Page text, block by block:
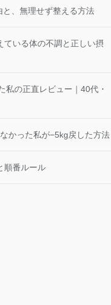
、無理せず整える方法
ている体の不調と正しい摂
私の正直レビュー｜40代・
かった私が−5kg戻した方法
順番ルール